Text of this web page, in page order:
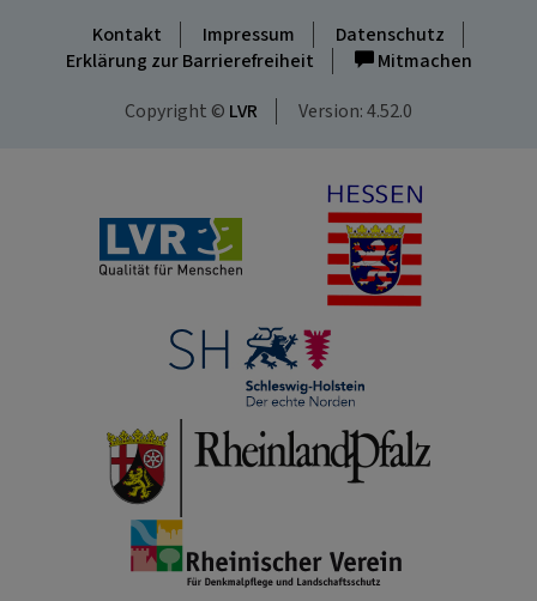
Kontakt Impressum
Datenschutz
Erklärung zur Barrierefreiheit
Mitmachen
Copyright © LVR Version: 4.52.0